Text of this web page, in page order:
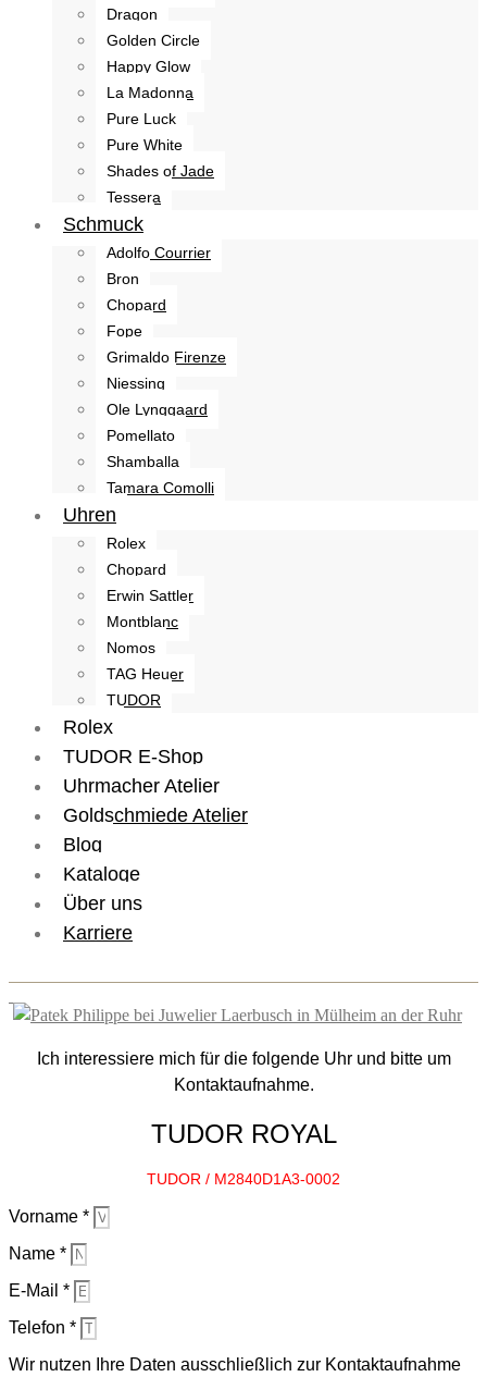
Dragon
Golden Circle
Happy Glow
La Madonna
Pure Luck
Pure White
Shades of Jade
Tessera
Schmuck
Adolfo Courrier
Bron
Chopard
Fope
Grimaldo Firenze
Niessing
Ole Lynggaard
Pomellato
Shamballa
Tamara Comolli
Uhren
Rolex
Chopard
Erwin Sattler
Montblanc
Nomos
TAG Heuer
TUDOR
Rolex
TUDOR E-Shop
Uhrmacher Atelier
Goldschmiede Atelier
Blog
Kataloge
Über uns
Karriere
Ich interessiere mich für die folgende Uhr und bitte um
Kontaktaufnahme.
TUDOR ROYAL
TUDOR / M2840D1A3-0002
Vorname *
Name *
E-Mail *
Telefon *
Wir nutzen Ihre Daten ausschließlich zur Kontaktaufnahme